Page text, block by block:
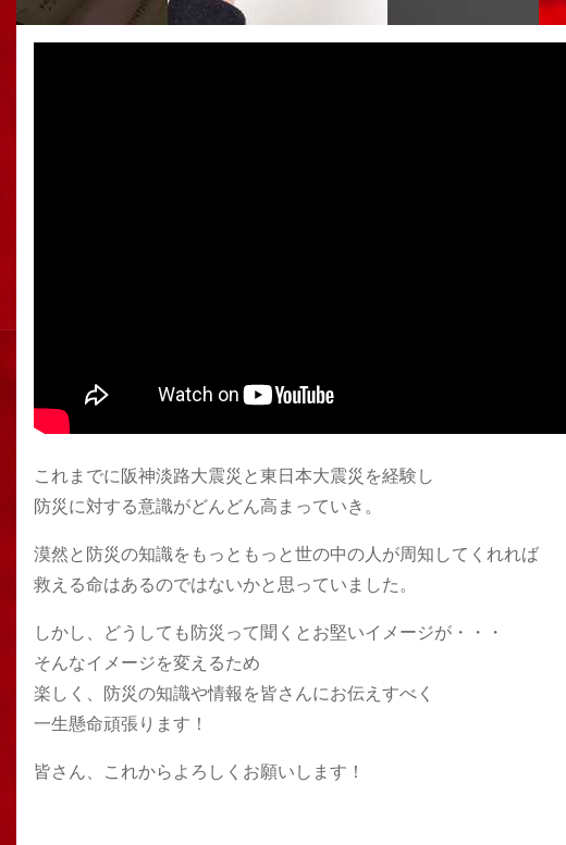
これまでに阪神淡路大震災と東日本大震災を経験し
防災に対する意識がどんどん高まっていき。
漠然と防災の知識をもっともっと世の中の人が周知してくれれば
救える命はあるのではないかと思っていました。
しかし、どうしても防災って聞くとお堅いイメージが・・・
そんなイメージを変えるため
楽しく、防災の知識や情報を皆さんにお伝えすべく
一生懸命頑張ります！
皆さん、これからよろしくお願いします！